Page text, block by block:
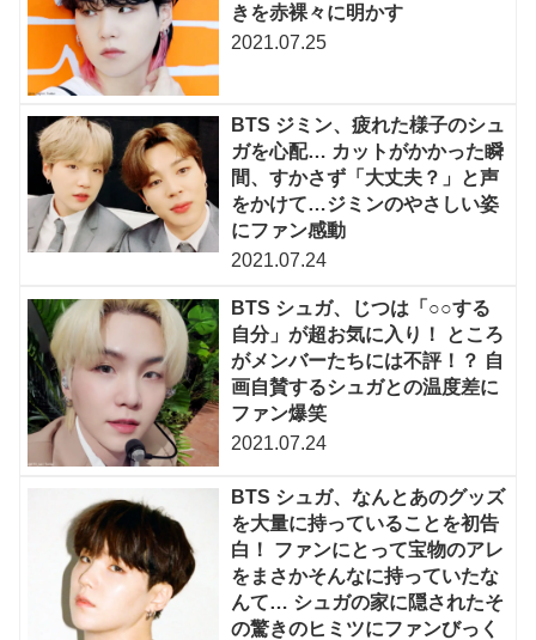
きを赤裸々に明かす
2021.07.25
BTS ジミン、疲れた様子のシュ
ガを心配… カットがかかった瞬
間、すかさず「大丈夫？」と声
をかけて…ジミンのやさしい姿
にファン感動
2021.07.24
BTS シュガ、じつは「○○する
自分」が超お気に入り！ ところ
がメンバーたちには不評！？ 自
画自賛するシュガとの温度差に
ファン爆笑
2021.07.24
BTS シュガ、なんとあのグッズ
を大量に持っていることを初告
白！ ファンにとって宝物のアレ
をまさかそんなに持っていたな
んて… シュガの家に隠されたそ
の驚きのヒミツにファンびっく